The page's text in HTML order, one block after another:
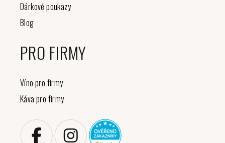
Dárkové poukazy
Blog
PRO FIRMY
Víno pro firmy
Káva pro firmy